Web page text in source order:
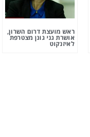
ראש מועצת דרום השרון,
אושרת גני גונן מצטרפת
לאיזנקוט